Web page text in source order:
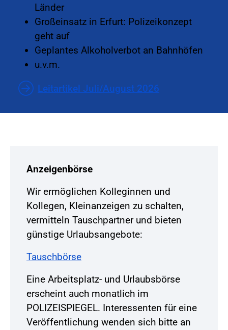
Länder
Großeinsatz in Erfurt: Polizeikonzept
geht auf
Geplantes Alkoholverbot an Bahnhöfen
u.v.m.
Leitartikel Juli/August 2026
Anzeigenbörse
Wir ermöglichen Kolleginnen und
Kollegen, Kleinanzeigen zu schalten,
vermitteln Tauschpartner und bieten
günstige Urlaubsangebote:
Tauschbörse
Eine Arbeitsplatz- und Urlaubsbörse
erscheint auch monatlich im
POLIZEISPIEGEL. Interessenten für eine
Veröffentlichung wenden sich bitte an